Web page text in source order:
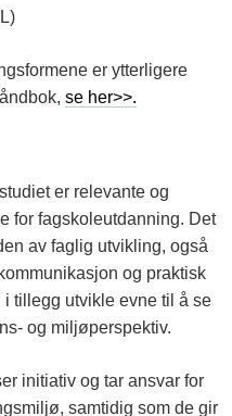
er ytterligere
se her>>.
er relevante og
for fagskoleutdanning. Det
av faglig utvikling, også
og praktisk
tillegg utvikle evne til å se
og miljøperspektiv.
initiativ og tar ansvar for
samtidig som de gir